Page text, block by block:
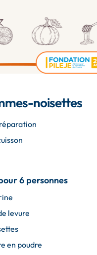
noisettes
6 personnes
levure
en poudre